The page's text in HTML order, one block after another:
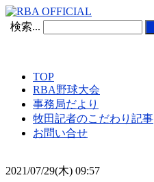
検索...
TOP
RBA野球大会
事務局だより
牧田記者のこだわり記事
お問い合せ
2021/07/29(木) 09:57